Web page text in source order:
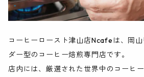
コーヒーロースト津山店Ncafeは、岡
ダー型のコーヒー焙煎専門店です。
店内には、厳選された世界中のコーヒ